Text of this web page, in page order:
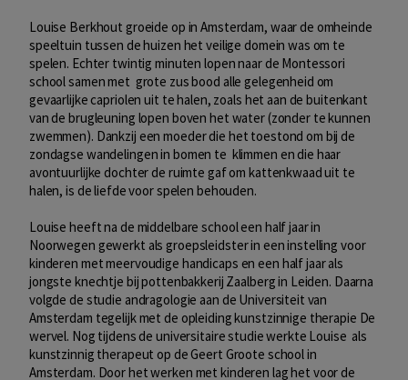
Louise Berkhout groeide op in Amsterdam, waar de omheinde
speeltuin tussen de huizen het veilige domein was om te
spelen. Echter twintig minuten lopen naar de Montessori
school samen met grote zus bood alle gelegenheid om
gevaarlijke capriolen uit te halen, zoals het aan de buitenkant
van de brugleuning lopen boven het water (zonder te kunnen
zwemmen). Dankzij een moeder die het toestond om bij de
zondagse wandelingen in bomen te klimmen en die haar
avontuurlijke dochter de ruimte gaf om kattenkwaad uit te
halen, is de liefde voor spelen behouden.
Louise heeft na de middelbare school een half jaar in
Noorwegen gewerkt als groepsleidster in een instelling voor
kinderen met meervoudige handicaps en een half jaar als
jongste knechtje bij pottenbakkerij Zaalberg in Leiden. Daarna
volgde de studie andragologie aan de Universiteit van
Amsterdam tegelijk met de opleiding kunstzinnige therapie De
wervel. Nog tijdens de universitaire studie werkte Louise als
kunstzinnig therapeut op de Geert Groote school in
Amsterdam. Door het werken met kinderen lag het voor de